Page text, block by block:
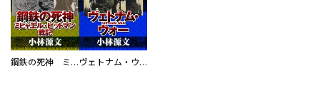
鋼鉄の死神 ミヒャエル・ビットマン戦記 ヴェトナム・ウォー VIETNAM WAR